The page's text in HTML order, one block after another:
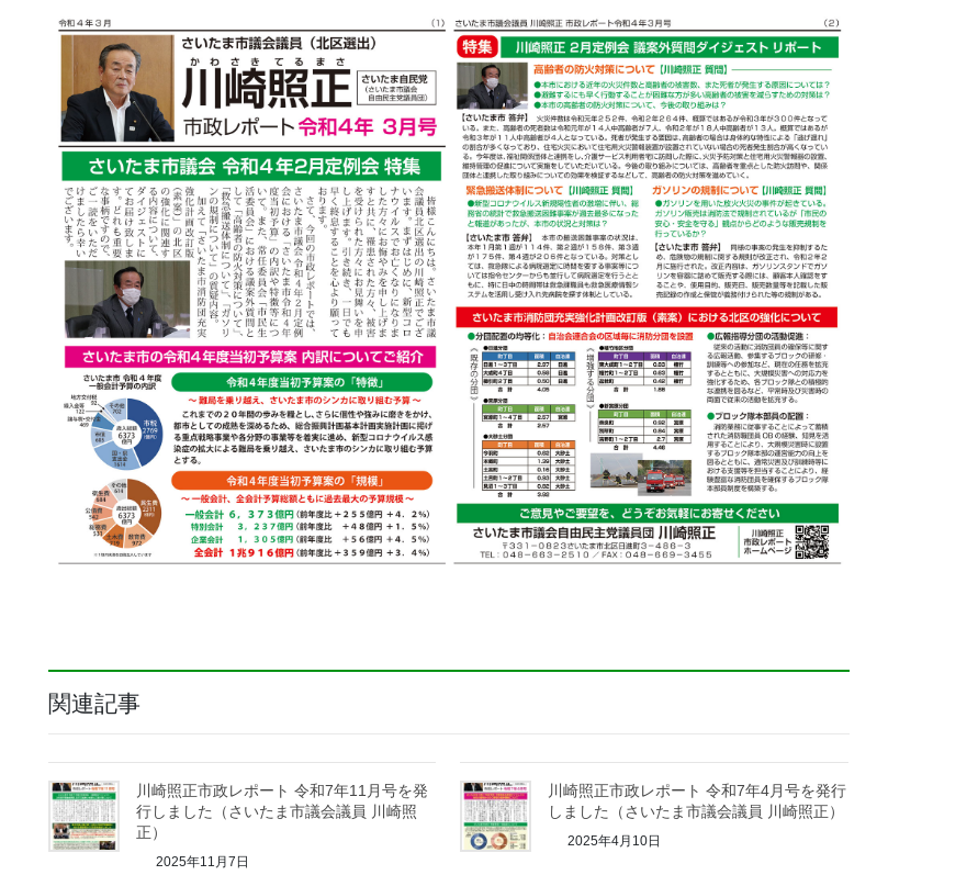
関連記事
川崎照正市政レポート 令和7年11月号を発
行しました（さいたま市議会議員 川崎照
正）
2025年11月7日
川崎照正市政レポート 令和7年4月号を発行
しました（さいたま市議会議員 川崎照正）
2025年4月10日